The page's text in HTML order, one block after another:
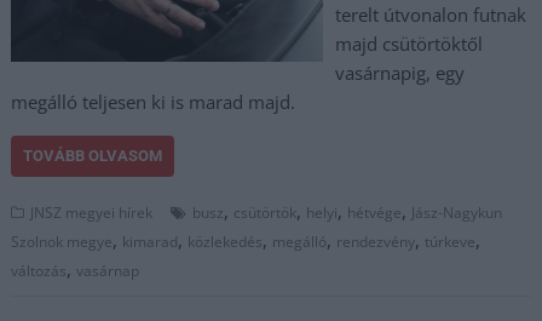
terelt útvonalon futnak
majd csütörtöktől
vasárnapig, egy
megálló teljesen ki is marad majd.
TOVÁBB OLVASOM
JNSZ megyei hírek busz, csütörtök, helyi, hétvége, Jász-Nagykun
Szolnok megye, kimarad, közlekedés, megálló, rendezvény, túrkeve,
változás,vasárnap